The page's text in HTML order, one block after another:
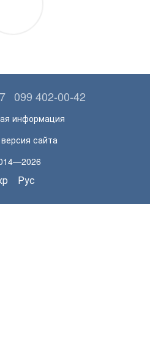
099 402-00-42
информация
сайта
Рус